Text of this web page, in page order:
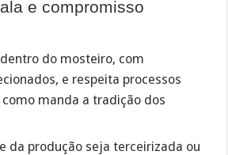
e compromisso
do mosteiro, com
e respeita processos
manda a tradição dos
da produção seja terceirizada ou